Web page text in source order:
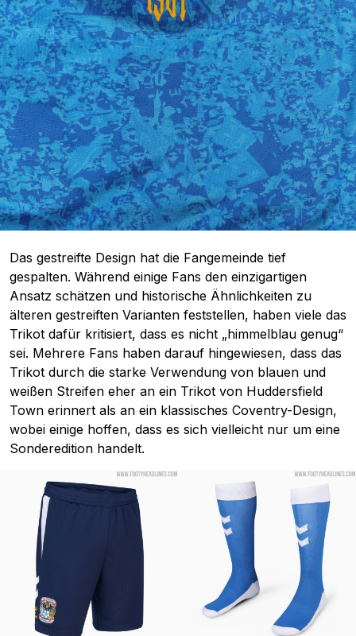
Das gestreifte Design hat die Fangemeinde tief
gespalten. Während einige Fans den einzigartigen
Ansatz schätzen und historische Ähnlichkeiten zu
älteren gestreiften Varianten feststellen, haben viele das
Trikot dafür kritisiert, dass es nicht „himmelblau genug“
sei. Mehrere Fans haben darauf hingewiesen, dass das
Trikot durch die starke Verwendung von blauen und
weißen Streifen eher an ein Trikot von Huddersfield
Town erinnert als an ein klassisches Coventry-Design,
wobei einige hoffen, dass es sich vielleicht nur um eine
Sonderedition handelt.